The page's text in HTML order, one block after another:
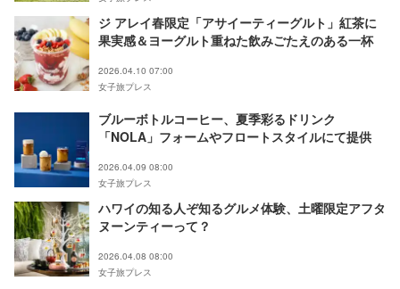
ジ アレイ春限定「アサイーティーグルト」紅茶に
果実感＆ヨーグルト重ねた飲みごたえのある一杯
2026.04.10 07:00
女子旅プレス
ブルーボトルコーヒー、夏季彩るドリンク
「NOLA」フォームやフロートスタイルにて提供
2026.04.09 08:00
女子旅プレス
ハワイの知る人ぞ知るグルメ体験、土曜限定アフタ
ヌーンティーって？
2026.04.08 08:00
女子旅プレス